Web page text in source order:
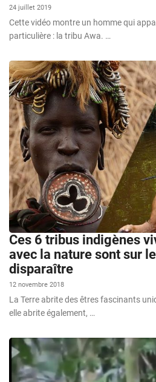
24 juillet 2019
Cette vidéo montre un homme qui
particulière : la tribu Awa. …
Ces 6 tribus indigènes
avec la nature sont sur
disparaître
12 novembre 2018
La Terre abrite des êtres fascinants
elle abrite également, …